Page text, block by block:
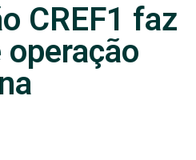
CREF1 faz